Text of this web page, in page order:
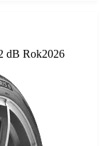
dB Rok2026